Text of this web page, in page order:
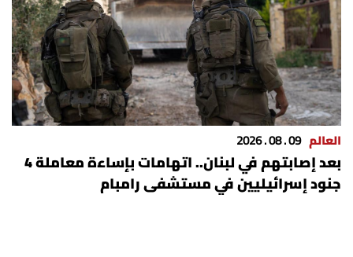
العالم 09 . 08 . 2026
بعد إصابتهم في لبنان.. اتهامات بإساءة معاملة 4
جنود إسرائيليين في مستشفى رامبام